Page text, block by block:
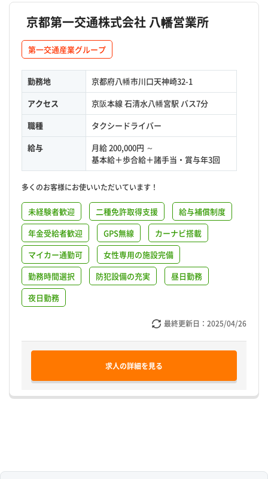
京都第一交通株式会社 八幡営業所
第一交通産業グループ
勤務地
京都府八幡市川口天神崎32-1
アクセス
京阪本線 石清水八幡宮駅 バス7分
職種
タクシードライバー
給与
月給 200,000円 ～
基本給＋歩合給＋諸手当・賞与年3回
多くのお客様にお使いいただいています！
未経験者歓迎 二種免許取得支援
給与補償制度
年金受給者歓迎
GPS無線
カーナビ搭載
マイカー通勤可
女性専用の施設完備
勤務時間選択
防犯設備の充実
昼日勤務
夜日勤務
最終更新日： 2025/04/26
求人の詳細を見る